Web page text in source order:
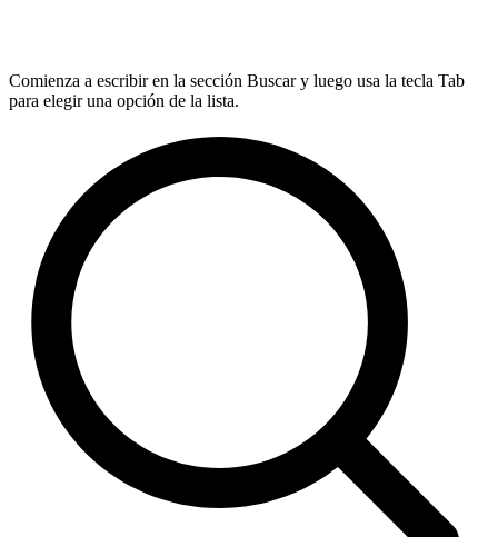
Comienza a escribir en la sección Buscar y luego usa la tecla Tab
para elegir una opción de la lista.